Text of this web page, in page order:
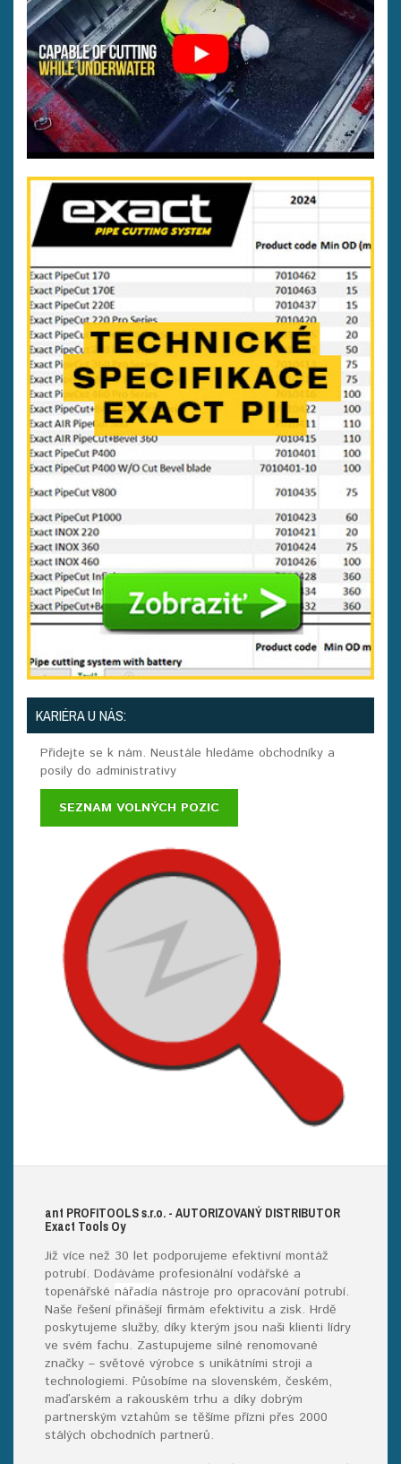
KARIÉRA U NÁS:
Přidejte se k nám. Neustále hledáme obchodníky a
posily do administrativy
SEZNAM VOLNÝCH POZIC
ant PROFITOOLSs.r.o. - AUTORIZOVANÝ DISTRIBUTOR
Exact Tools Oy
Již více než 30 let podporujeme efektivní montáž
potrubí. Dodáváme profesionální vodářské a
topenářské nářadía nástroje pro opracování potrubí.
Naše řešení přinášejí firmám efektivitu a zisk. Hrdě
poskytujeme služby, díky kterým jsou naši klienti lídry
ve svém fachu. Zastupujeme silné renomované
značky – světové výrobce s unikátními stroji a
technologiemi. Působíme na slovenském, českém,
maďarském a rakouském trhu a díky dobrým
partnerským vztahům se těšíme přízni přes 2000
stálých obchodních partnerů.